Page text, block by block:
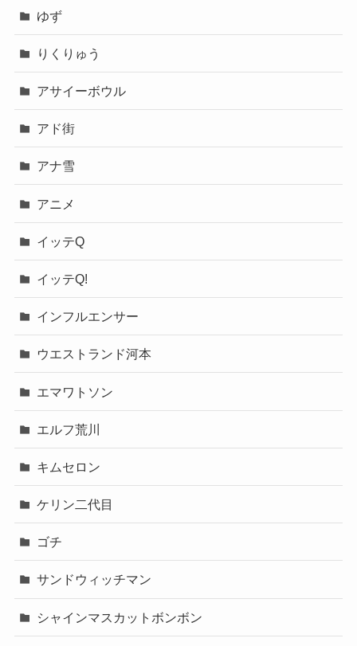
ゆず
りくりゅう
アサイーボウル
アド街
アナ雪
アニメ
イッテQ
イッテQ!
インフルエンサー
ウエストランド河本
エマワトソン
エルフ荒川
キムセロン
ケリン二代目
ゴチ
サンドウィッチマン
シャインマスカットボンボン